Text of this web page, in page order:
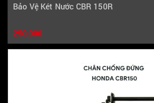
Bảo Vệ Két Nước CBR 150R
250,000